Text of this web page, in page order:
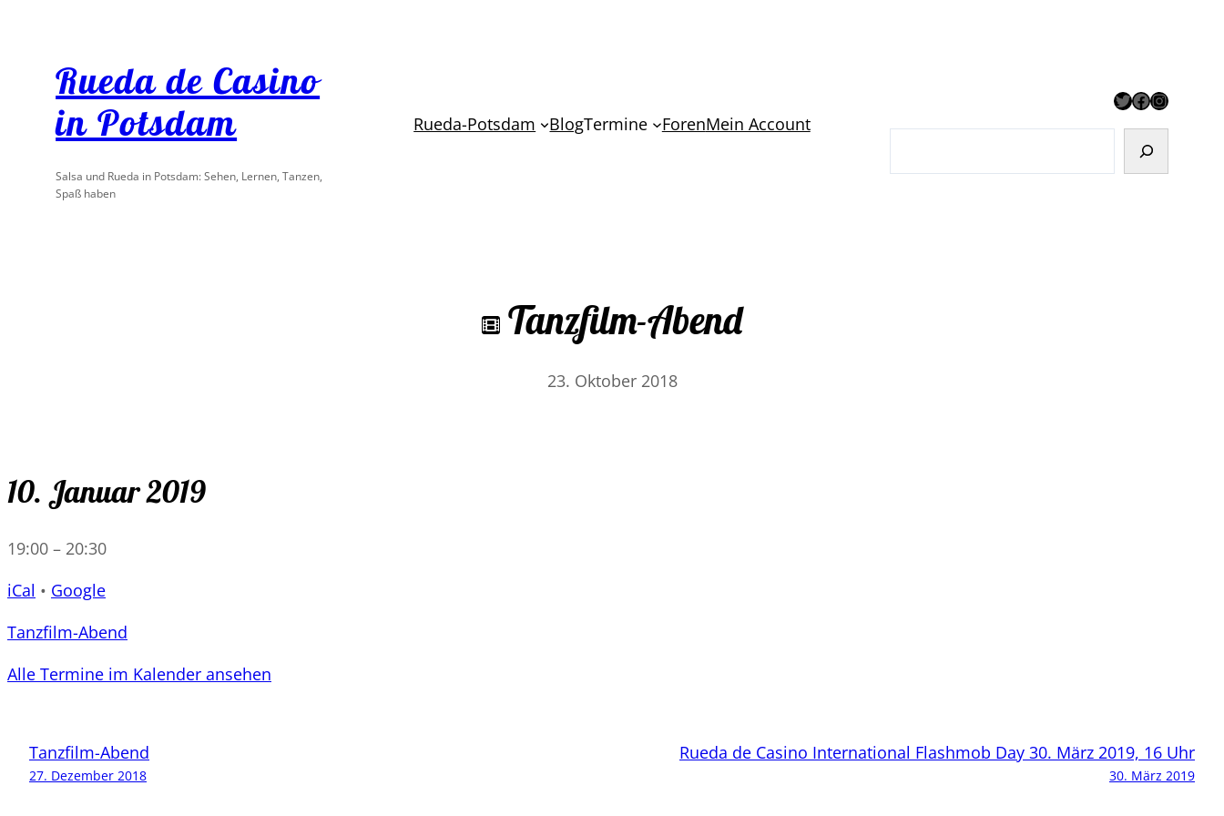
Rueda de Casino
in Potsdam
Salsa und Rueda in Potsdam: Sehen, Lernen, Tanzen,
Spaß haben
Rueda-Potsdam BlogTermine ForenMein Account
Tanzfilm-Abend
23. Oktober 2018
10. Januar 2019
19:00 – 20:30
iCal • Google
Tanzfilm-Abend
Alle Termine im Kalender ansehen
Tanzfilm-Abend
27. Dezember 2018
Rueda de Casino International Flashmob Day 30. März 2019, 16 Uhr
30. März 2019